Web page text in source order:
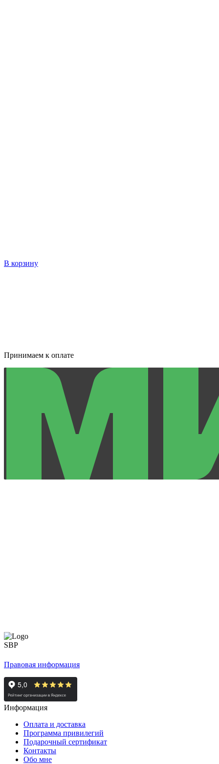
В корзину
Принимаем к оплате
Правовая информация
Информация
Оплата и доставка
Программа привилегий
Подарочный сертификат
Контакты
Обо мне